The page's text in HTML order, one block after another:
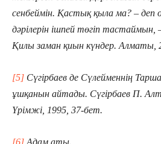
сенбеймін. Қастық қыла ма? – деп
дәрілерін ішпей төгіп
Қилы заман қиын күндер. Алматы,
[5] Сүгірбаев де Сүлейменнің
ұшқанын айтады. Сүгірбаев П.
Үрімжі, 1995, 37-бет.